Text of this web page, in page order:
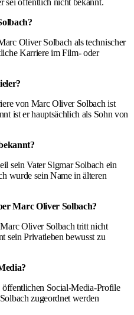
sei öffentlich nicht bekannt.
Oliver Solbach als technischer
Karriere im Film- oder
von Marc Oliver Solbach ist
ist er hauptsächlich als Sohn von
sein Vater Sigmar Solbach ein
wurde sein Name in älteren
Marc Oliver Solbach?
Oliver Solbach tritt nicht
sein Privatleben bewusst zu
öffentlichen Social-Media-Profile
zugeordnet werden